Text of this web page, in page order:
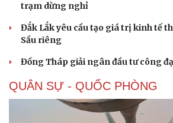
trạm dừng nghỉ
Đắk Lắk yêu cầu tạo giá trị kinh tế
Sầu riêng
Đồng Tháp giải ngân đầu tư công
QUÂN SỰ - QUỐC PHÒNG